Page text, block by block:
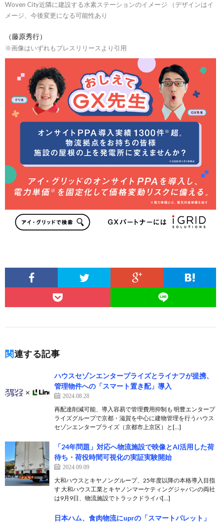
Woven City近隣に建設する水素ステーションのイメージ （デザインはイ
メージ、今後変更になる可能性あり
（藤原秀行）
※画像はいずれもプレスリリースより引用
関連する記事
ハウスセゾンエンタープライズとライナフが提携、
管理物件への「スマート置き配」導入
2024.08.28
再配達削減可能、導入容易で管理費用抑制も 明豊エンタープ
ライズグループで京都・滋賀を中心に建物管理を行うハウス
セゾンエンタープライズ（京都市上京区）と[…]
「24年問題」対応へ物流施設で映像とAI活用した荷
待ち・荷役時間可視化の実証実験開始
2024.09.09
大和ハウスとキヤノングループ、25年度以降の本格導入目指
す 大和ハウス工業とキヤノンマーケティングジャパンの両社
は9月9日、物流施設でトラックドライバ[…]
日本ハム、食肉物流にuprの「スマートパレット」